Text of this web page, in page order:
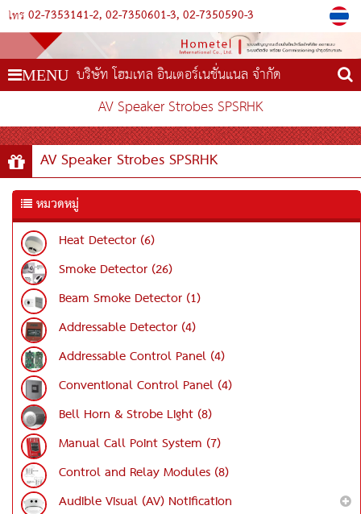
โทร 02-7353141-2 02-7350601-3 02-7350590-3
MENU บริษัท โฮมเทล อินเตอร์เนชั่นแนล จำกัด
AV Speaker Strobes SPSRHK
AV Speaker Strobes SPSRHK
หมวดหมู่
Heat Detector (6)
Smoke Detector (26)
Beam Smoke Detector (1)
Addressable Detector (4)
Addressable Control Panel (4)
Conventional Control Panel (4)
Bell Horn & Strobe Light (8)
Manual Call Point System (7)
Control and Relay Modules (8)
Audible Visual (AV) Notification